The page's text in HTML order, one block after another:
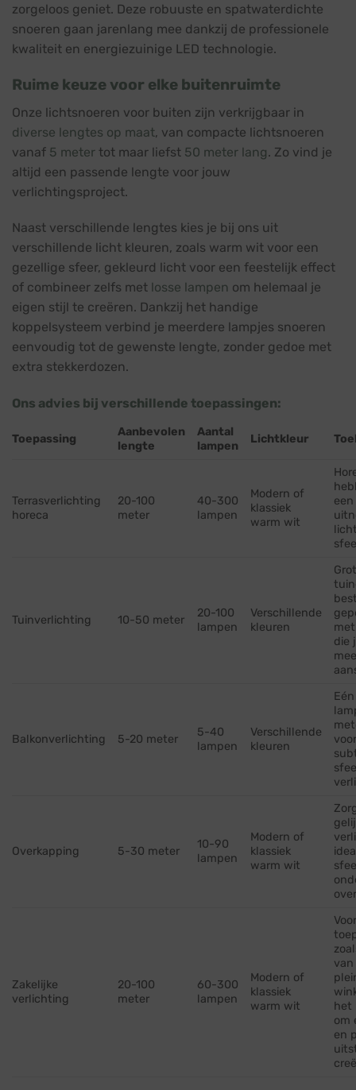
zorgeloos geniet. Deze robuuste en spatwaterdichte
snoeren gaan jarenlang mee dankzij de professionele
kwaliteit en energiezuinige LED technologie.
Ruime keuze voor elke buitenruimte
Onze lichtsnoeren voor buiten zijn verkrijgbaar in
diverse lengtes op maat, van compacte lichtsnoeren
vanaf 5 meter tot maar liefst 50 meter lang. Zo vind je
altijd een passende lengte voor jouw
verlichtingsproject.
Naast verschillende lengtes kies je bij ons uit
verschillende licht kleuren, zoals warm wit voor een
gezellige sfeer, gekleurd licht voor een feestelijk effect
of combineer zelfs met losse lampen om helemaal je
eigen stijl te creëren. Dankzij het handige
koppelsysteem verbind je meerdere lampjes snoeren
eenvoudig tot de gewenste lengte, zonder gedoe met
extra stekkerdozen.
Ons advies bij verschillende toepassingen:
Toepassing
Aanbevolen
lengte
Aantal
lampen
Lichtkleur
Terrasverlichting
horeca
20-100
meter
40-300
lampen
Modern of
klassiek
warm wit
Tuinverlichting 10-50 meter
20-100
lampen
Verschillende
kleuren
die
Balkonverlichting 5-20 meter
5-40
lampen
Verschillende
kleuren
Overkapping 5-30 meter
10-90
lampen
Modern of
klassiek
warm wit
Zakelijke
verlichting
20-100
meter
60-300
lampen
Modern of
klassiek
warm wit
het
om
en